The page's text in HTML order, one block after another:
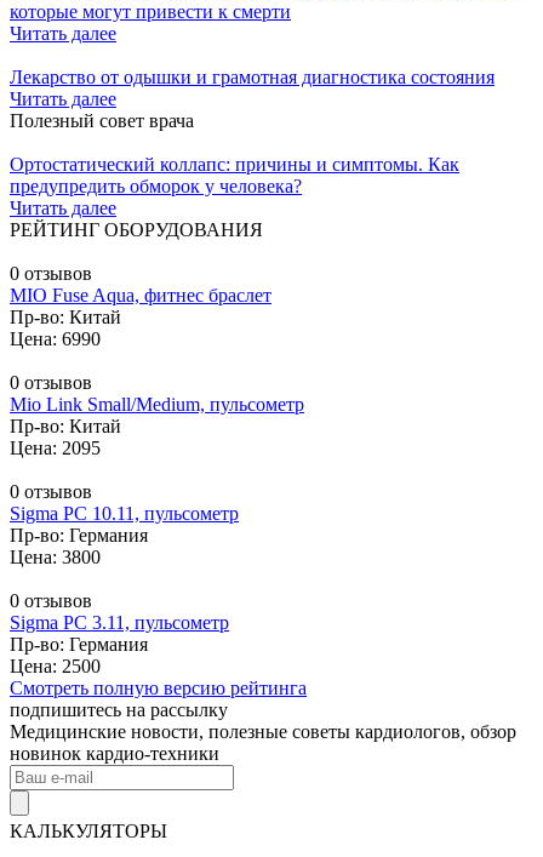
которые могут привести к смерти
Читать далее
Лекарство от одышки и грамотная диагностика состояния
Читать далее
Полезный совет врача
Ортостатический коллапс: причины и симптомы. Как
предупредить обморок у человека?
Читать далее
РЕЙТИНГ ОБОРУДОВАНИЯ
0 отзывов
MIO Fuse Aqua, фитнес браслет
Пр-во: Китай
Цена: 6990
0 отзывов
Mio Link Small/Medium, пульсометр
Пр-во: Китай
Цена: 2095
0 отзывов
Sigma PC 10.11, пульсометр
Пр-во: Германия
Цена: 3800
0 отзывов
Sigma PC 3.11, пульсометр
Пр-во: Германия
Цена: 2500
Смотреть полную версию рейтинга
подпишитесь на рассылку
Медицинские новости, полезные советы кардиологов, обзор
новинок кардио-техники
КАЛЬКУЛЯТОРЫ